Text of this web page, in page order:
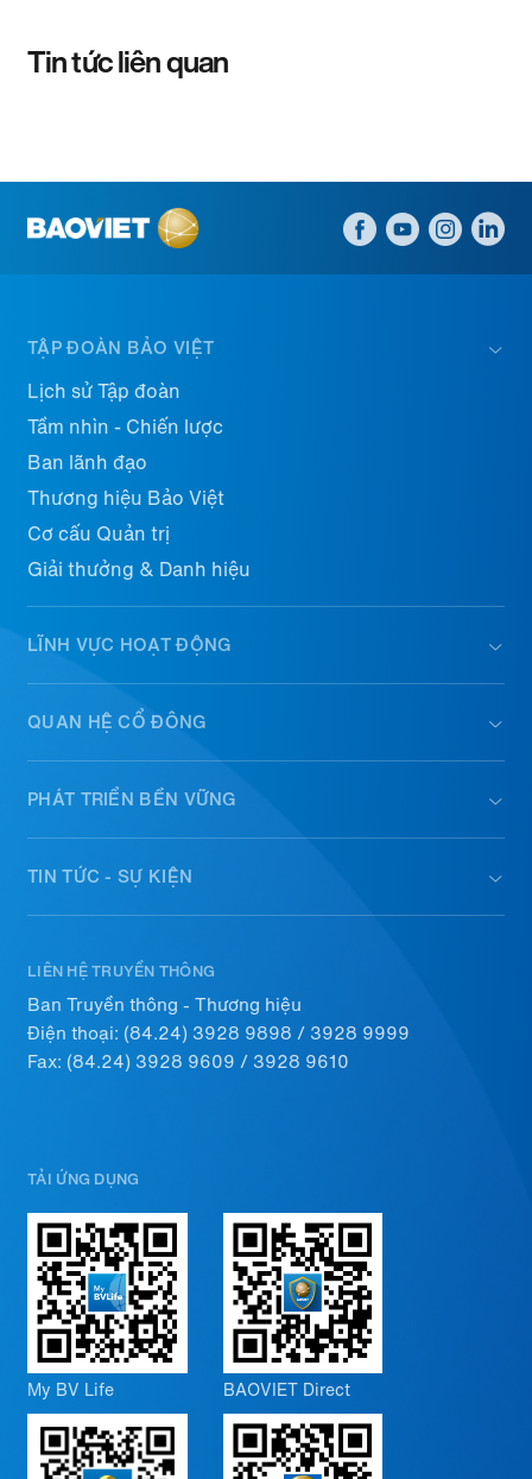
Tin tức liên quan
TẬP ĐOÀN BẢO VIỆT
Lịch sử Tập đoàn
Tầm nhìn - Chiến lược
Ban lãnh đạo
Thương hiệu Bảo Việt
Cơ cấu Quản trị
Giải thưởng & Danh hiệu
LĨNH VỰC HOẠT ĐỘNG
QUAN HỆ CỔ ĐÔNG
PHÁT TRIỂN BỀN VỮNG
TIN TỨC - SỰ KIỆN
LIÊN HỆ TRUYỀN THÔNG
Ban Truyền thông - Thương hiệu
Điện thoại: (84.24) 3928 9898 / 3928 9999
Fax: (84.24) 3928 9609 / 3928 9610
TẢI ỨNG DỤNG
My BV Life BAOVIET Direct